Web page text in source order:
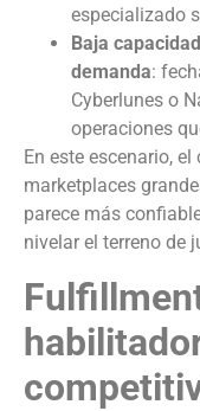
especializado
Baja
demanda:
Cyberlunes o
operaciones
En este escenario,
marketplaces
parece más
nivelar el terreno de